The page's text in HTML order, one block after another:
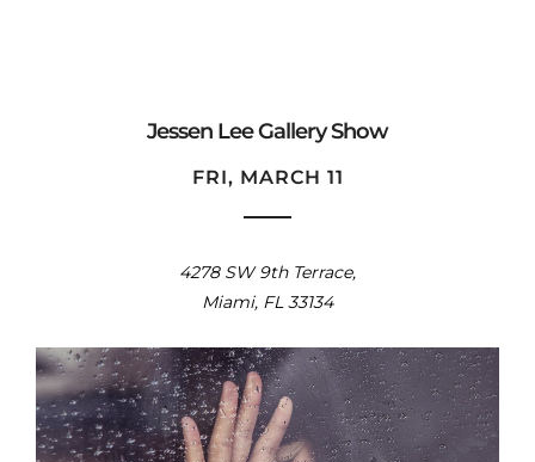
Jessen Lee Gallery Show
FRI, MARCH 11
4278 SW 9th Terrace,
Miami, FL 33134